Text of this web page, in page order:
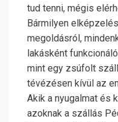
tud tenni, mégis
Bármilyen
megoldásról,
lakásként
mint egy zsúfolt
tévézésen kívül az
Akik a nyugalmat és
azoknak a szállás